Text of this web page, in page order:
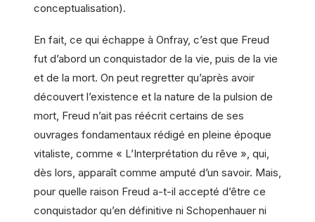
conceptualisation).
En fait, ce qui échappe à Onfray, c’est que Freud
fut d’abord un conquistador de la vie, puis de la vie
et de la mort. On peut regretter qu’après avoir
découvert l’existence et la nature de la pulsion de
mort, Freud n’ait pas réécrit certains de ses
ouvrages fondamentaux rédigé en pleine époque
vitaliste, comme « L’Interprétation du rêve », qui,
dès lors, apparaît comme amputé d’un savoir. Mais,
pour quelle raison Freud a-t-il accepté d’être ce
conquistador qu’en définitive ni Schopenhauer ni